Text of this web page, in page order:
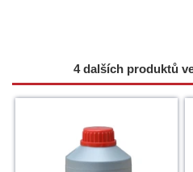
4 dalších produktů